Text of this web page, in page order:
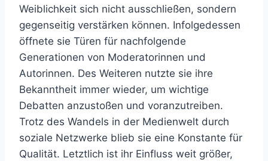
Weiblichkeit sich nicht ausschließen, sondern
gegenseitig verstärken können. Infolgedessen
öffnete sie Türen für nachfolgende
Generationen von Moderatorinnen und
Autorinnen. Des Weiteren nutzte sie ihre
Bekanntheit immer wieder, um wichtige
Debatten anzustoßen und voranzutreiben.
Trotz des Wandels in der Medienwelt durch
soziale Netzwerke blieb sie eine Konstante für
Qualität. Letztlich ist ihr Einfluss weit größer,